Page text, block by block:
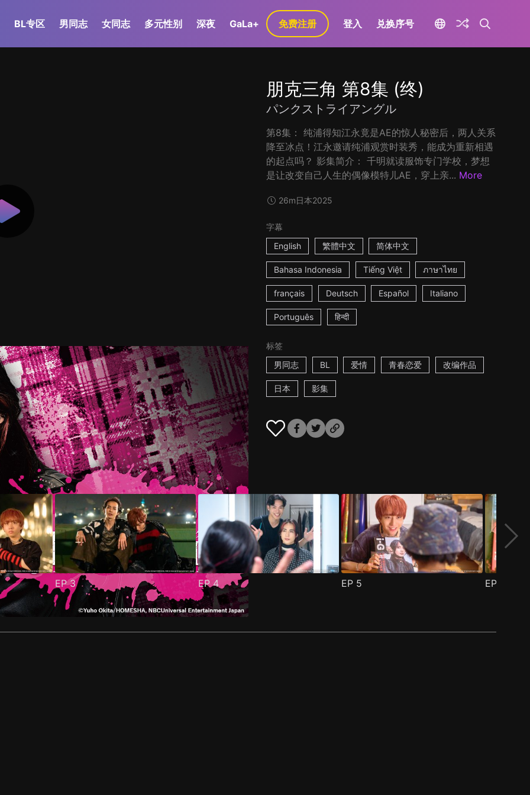
BL专区 男同志 女同志 多元性别 深夜 GaLa+ 免费注册 登入 兑换序号
朋克三角 第8集 (终)
パンクストライアングル
第8集： 纯浦得知江永竟是AE的惊人秘密后，两人关系
降至冰点！江永邀请纯浦观赏时装秀，能成为重新相遇
的起点吗？ 影集简介： 千明就读服饰专门学校，梦想
是让改变自己人生的偶像模特儿AE，穿上亲... More
26m日本2025
字幕
English
繁體中文 简体中文
Bahasa Indonesia Tiếng Việt ภาษาไทย
français Deutsch Español Italiano
Português हिन्दी
标签
男同志
BL 爱情 青春恋爱 改编作品
日本 影集
EP3 EP4 EP 5 EP